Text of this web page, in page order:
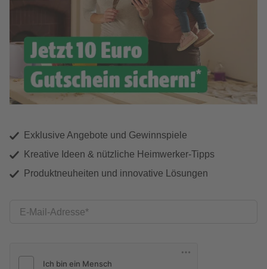
Exklusive Angebote und Gewinnspiele
Kreative Ideen & nützliche Heimwerker-Tipps
Produktneuheiten und innovative Lösungen
E-Mail-Adresse